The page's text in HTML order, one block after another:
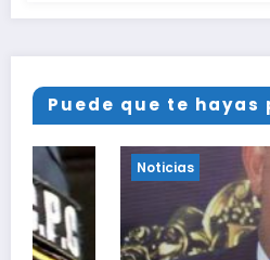
Puede que te hayas
Noticias